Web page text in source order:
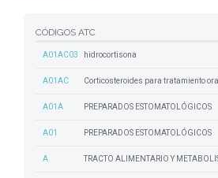
CÓDIGOS ATC
A01AC03 hidrocortisona
A01AC Corticosteroides para tratamiento
A01A PREPARADOS ESTOMATOLÓGICOS
A01 PREPARADOS ESTOMATOLÓGICOS
A TRACTO ALIMENTARIO Y